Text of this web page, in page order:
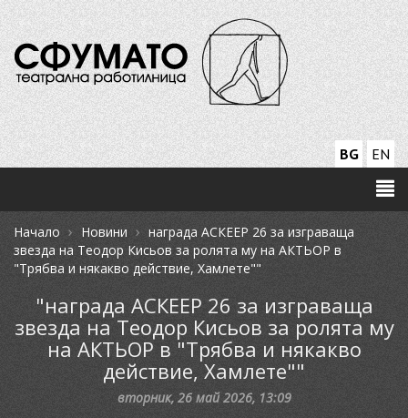
EN
BG
Начало › Новини › награда АСКЕЕР 26 за изграваща
звезда на Теодор Кисьов за ролята му на АКТЬОР в
"Трябва и някакво действие, Хамлете""
"награда АСКЕЕР 26 за изграваща
звезда на Теодор Кисьов за ролята му
на АКТЬОР в "Трябва и някакво
действие, Хамлете""
вторник, 26 май 2026, 13:09